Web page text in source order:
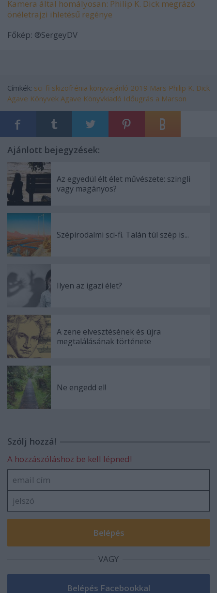
Kamera által homályosan: Philip K. Dick megrázó
önéletrajzi ihletésű regénye
Főkép: ®SergeyDV
Címkék: sci-fi skizofrénia könyvajánló 2019 Mars Philip K. Dick
Agave Könyvek Agave Könyvkiadó Időugrás a Marson
Ajánlott bejegyzések:
Az egyedül élt élet művészete: szingli
vagy magányos?
Szépirodalmi sci-fi. Talán túl szép is...
Ilyen az igazi élet?
A zene elvesztésének és újra
megtalálásának története
Ne engedd el!
Szólj hozzá!
A hozzászóláshoz be kell lépned!
VAGY